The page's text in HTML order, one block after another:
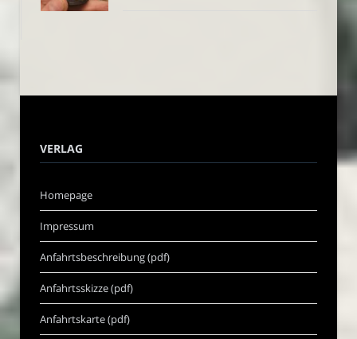
VERLAG
Homepage
Impressum
Anfahrtsbeschreibung (pdf)
Anfahrtsskizze (pdf)
Anfahrtskarte (pdf)